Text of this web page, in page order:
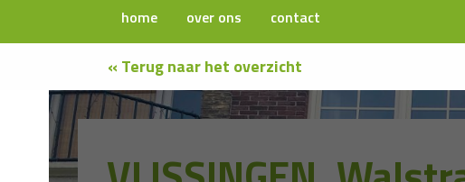
home over ons contact
« Terug naar het overzicht